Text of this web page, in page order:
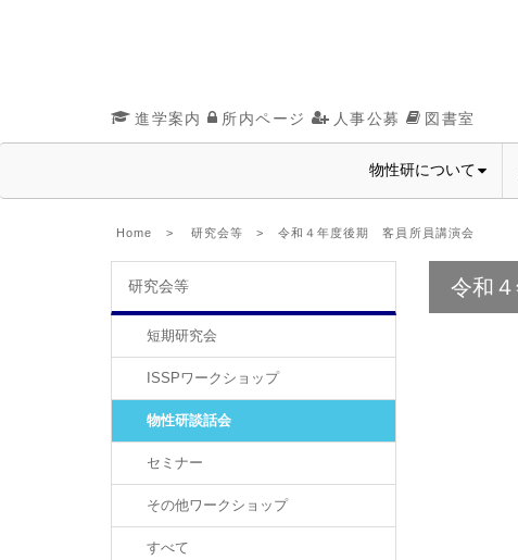
進学案内 所内ページ 人事公募 図書室
物性研について
Home > 研究会等 > 令和４年度後期 客員所員講演会
研究会等
短期研究会
ISSPワークショップ
物性研談話会
セミナー
その他ワークショップ
すべて
令和